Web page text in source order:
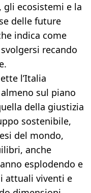
gli ecosistemi e la
delle future
indica come
recando
l’Italia
sul piano
della giustizia
sostenibile,
del mondo,
anche
esplodendo e
attuali viventi e